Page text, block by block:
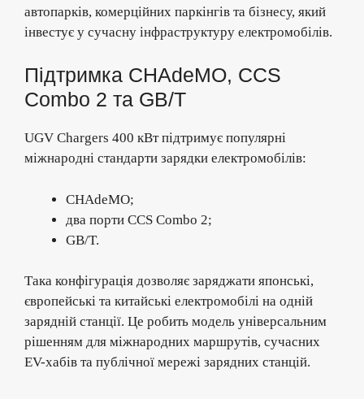
автопарків, комерційних паркінгів та бізнесу, який
інвестує у сучасну інфраструктуру електромобілів.
Підтримка CHAdeMO, CCS
Combo 2 та GB/T
UGV Chargers 400 кВт підтримує популярні
міжнародні стандарти зарядки електромобілів:
CHAdeMO;
два порти CCS Combo 2;
GB/T.
Така конфігурація дозволяє заряджати японські,
європейські та китайські електромобілі на одній
зарядній станції. Це робить модель універсальним
рішенням для міжнародних маршрутів, сучасних
EV-хабів та публічної мережі зарядних станцій.